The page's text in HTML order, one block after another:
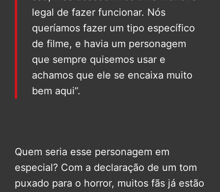
legal de fazer funcionar. Nós
queríamos fazer um tipo específico
de filme, e havia um personagem
que sempre quisemos usar e
achamos que ele se encaixa muito
bem aqui”.
Quem seria esse personagem em
especial? Com a declaração de um tom
puxado para o horror, muitos fãs já estão